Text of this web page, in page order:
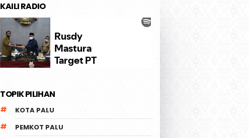
KAILI RADIO
TOPIK PILIHAN
KOTA PALU
PEMKOT PALU